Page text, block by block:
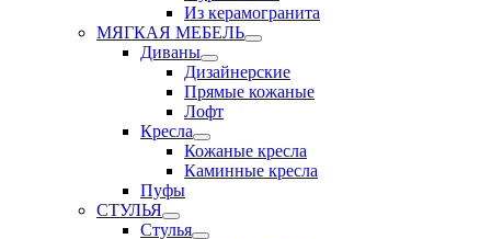
Из керамогранита
МЯГКАЯ МЕБЕЛЬ
Диваны
Дизайнерские
Прямые кожаные
Лофт
Кресла
Кожаные кресла
Каминные кресла
Пуфы
СТУЛЬЯ
Стулья